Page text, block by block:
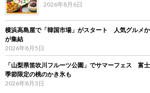
2026年8月6日
横浜高島屋で「韓国市場」がスタート 人気グルメ
が集結
2026年8月5日
「山梨県笛吹川フルーツ公園」でサマーフェス 富士
季節限定の桃のかき氷も
2026年8月3日